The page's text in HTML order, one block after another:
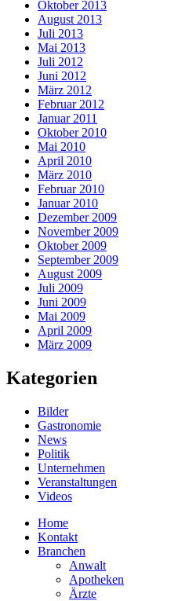
Oktober 2013
August 2013
Juli 2013
Mai 2013
Juli 2012
Juni 2012
März 2012
Februar 2012
Januar 2011
Oktober 2010
Mai 2010
April 2010
März 2010
Februar 2010
Januar 2010
Dezember 2009
November 2009
Oktober 2009
September 2009
August 2009
Juli 2009
Juni 2009
Mai 2009
April 2009
März 2009
Kategorien
Bilder
Gastronomie
News
Politik
Unternehmen
Veranstaltungen
Videos
Home
Kontakt
Branchen
Anwalt
Apotheken
Ärzte